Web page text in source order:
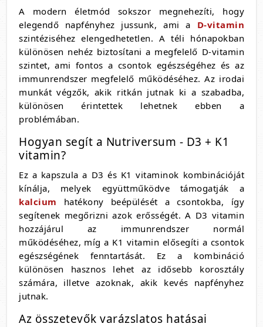
A modern életmód sokszor megnehezíti, hogy
elegendő napfényhez jussunk, ami a D-vitamin
szintéziséhez elengedhetetlen. A téli hónapokban
különösen nehéz biztosítani a megfelelő D-vitamin
szintet, ami fontos a csontok egészségéhez és az
immunrendszer megfelelő működéséhez. Az irodai
munkát végzők, akik ritkán jutnak ki a szabadba,
különösen érintettek lehetnek ebben a
problémában.
Hogyan segít a Nutriversum - D3 + K1
vitamin?
Ez a kapszula a D3 és K1 vitaminok kombinációját
kínálja, melyek együttműködve támogatják a
kalcium hatékony beépülését a csontokba, így
segítenek megőrizni azok erősségét. A D3 vitamin
hozzájárul az immunrendszer normál
működéséhez, míg a K1 vitamin elősegíti a csontok
egészségének fenntartását. Ez a kombináció
különösen hasznos lehet az idősebb korosztály
számára, illetve azoknak, akik kevés napfényhez
jutnak.
Az összetevők varázslatos hatásai